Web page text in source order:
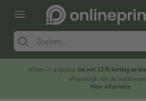
Alleen in augustus: tot wel 12 % korting op
afhankelijk van de
Meer informatie